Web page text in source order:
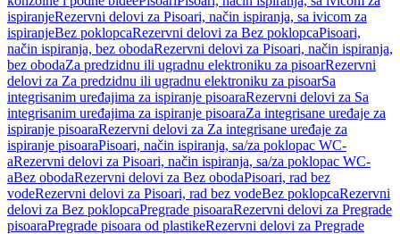
ispiranjeRezervni delovi za Pisoari, način ispiranja, sa ivicom za
ispiranjeBez poklopcaRezervni delovi za Bez poklopcaPisoari,
način ispiranja, bez obodaRezervni delovi za Pisoari, način ispiranja,
bez obodaZa predzidnu ili ugradnu elektroniku za pisoarRezervni
delovi za Za predzidnu ili ugradnu elektroniku za pisoarSa
integrisanim uređajima za ispiranje pisoaraRezervni delovi za Sa
integrisanim uređajima za ispiranje pisoaraZa integrisane uređaje za
ispiranje pisoaraRezervni delovi za Za integrisane uređaje za
ispiranje pisoaraPisoari, način ispiranja, sa/za poklopac WC-
aRezervni delovi za Pisoari, način ispiranja, sa/za poklopac WC-
aBez obodaRezervni delovi za Bez obodaPisoari, rad bez
vodeRezervni delovi za Pisoari, rad bez vodeBez poklopcaRezervni
delovi za Bez poklopcaPregrade pisoaraRezervni delovi za Pregrade
pisoaraPregrade pisoara od plastikeRezervni delovi za Pregrade